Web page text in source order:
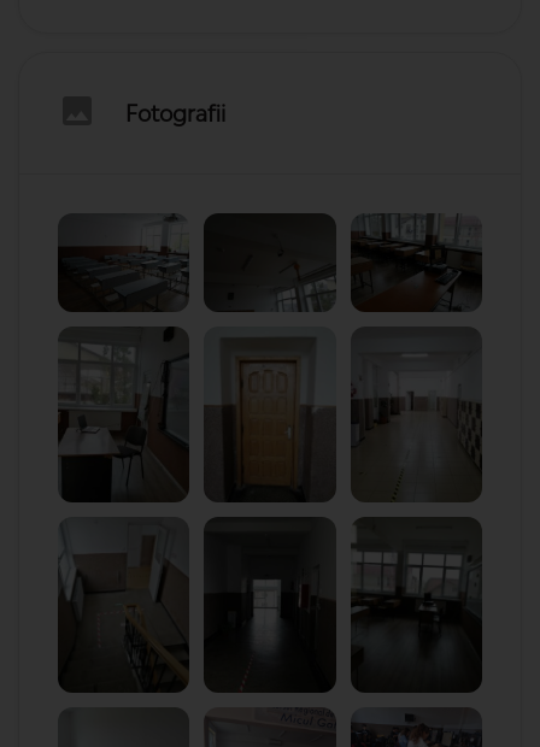
Fotografii